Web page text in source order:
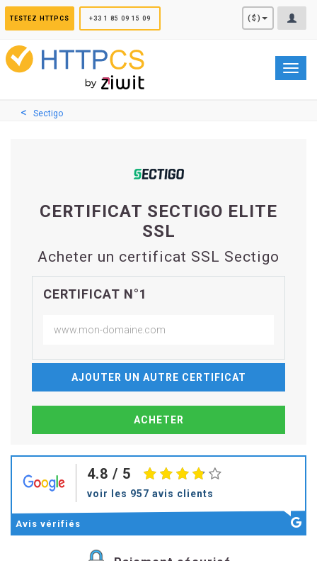
TESTEZ HTTPCS +33 1 85 09 15 09 ($)
Sectigo
CERTIFICAT SECTIGO ELITE
SSL
Acheter un certificat SSL Sectigo
CERTIFICAT N°1
AJOUTER UN AUTRE CERTIFICAT
4.8 / 5
voir les 957 avis clients
Avis vérifiés
Panneau de gestion des cookies